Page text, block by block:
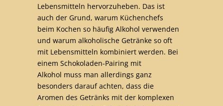
Lebensmitteln hervorzuheben. Das ist
auch der Grund, warum Küchenchefs
beim Kochen so häufig Alkohol verwenden
und warum alkoholische Getränke so oft
mit Lebensmitteln kombiniert werden. Bei
einem Schokoladen-Pairing mit
Alkohol muss man allerdings ganz
besonders darauf achten, dass die
Aromen des Getränks mit der komplexen